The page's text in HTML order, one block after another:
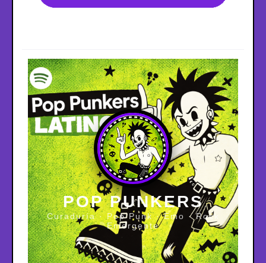
POP PUNKERS
Curaduría · Pop Punk · Emo · Rock
Emergente